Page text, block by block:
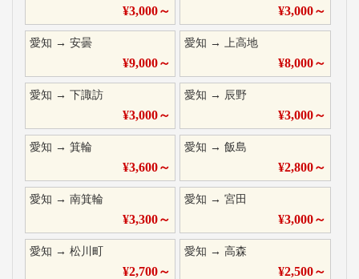
¥3,000～ ¥3,000～
愛知 → 安曇
¥9,000～
愛知 →上高地
¥8,000～
愛知 → 下諏訪
¥3,000～
愛知 → 辰野
¥3,000～
愛知 → 箕輪
¥3,600～
愛知 →飯島
¥2,800～
愛知 → 南箕輪
¥3,300～
愛知 →宮田
¥3,000～
愛知 → 松川町
¥2,700～
愛知 →高森
¥2,500～